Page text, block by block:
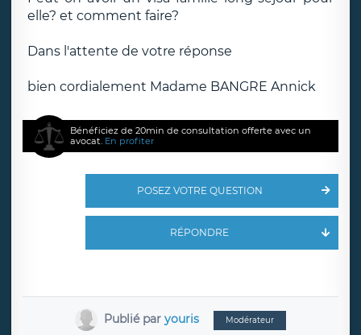
elle? et comment faire?
Dans l'attente de votre réponse
bien cordialement Madame BANGRE Annick
Bénéficiez de 20min de consultation offerte avec un
avocat. En profiter
POSEZ VOTRE QUESTION
RÉPONDRE
Publié par youris Modérateur